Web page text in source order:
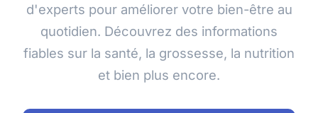
d'experts pour améliorer votre bien-être au
quotidien. Découvrez des informations
fiables sur la santé, la grossesse, la nutrition
et bien plus encore.